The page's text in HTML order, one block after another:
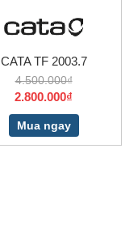
CATA TF 2003.7
4.500.000₫
2.800.000₫
Mua ngay